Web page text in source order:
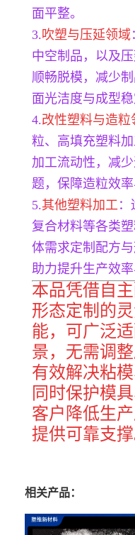
面平整。
3.吹塑与压延领域
中空制品，以及
顺畅脱模，减少
面光洁度与成型稳
4.改性塑料与造粒
粒、高填充塑料
加工流动性，减
题，保障造粒效率
5.其他塑料加工 ：
复合材料等各类
体需求定制配方
助力提升生产效率
本品凭借自
形态定制的
能，可广泛
景，无需调
有效解决粘
同时保护模
客户降低生
提供可靠支撑
相关产品：